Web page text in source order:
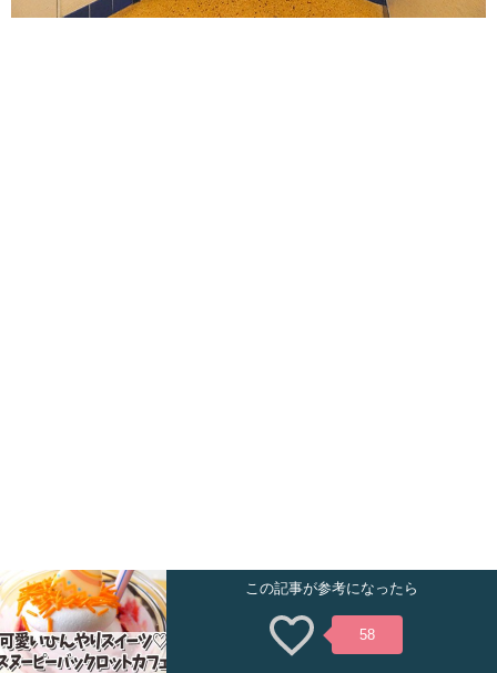
この記事が参考になったら
58